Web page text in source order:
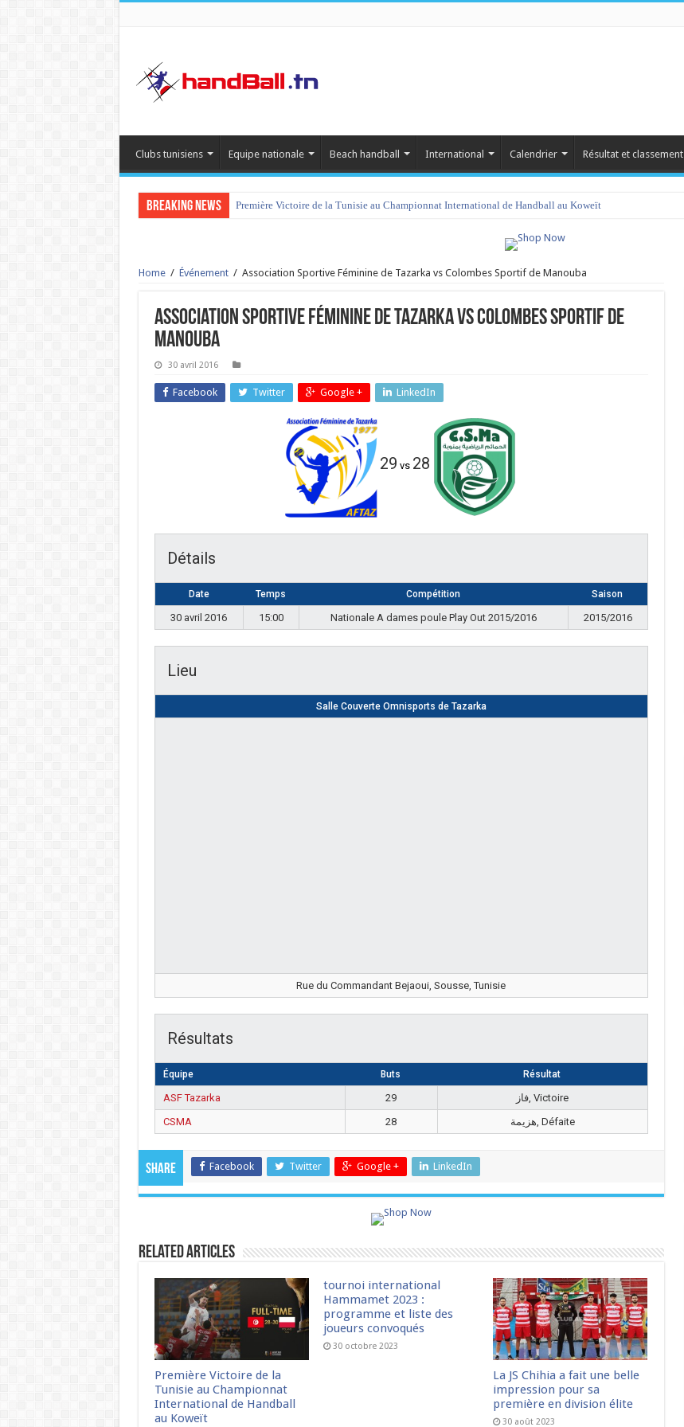
Clubs tunisiens Equipe nationale Beach handball International Calendrier Résultat et classement
Breaking News Première Victoire de la Tunisie au Championnat International de Handball au Koweït
Home / Événement / Association Sportive Féminine de Tazarka vs Colombes Sportif de Manouba
Association Sportive Féminine de Tazarka vs Colombes Sportif de
Manouba
30 avril 2016
Facebook Twitter Google + LinkedIn
29 vs 28
Détails
Date Temps Compétition Saison
30 avril 2016 15:00 Nationale A dames poule Play Out 2015/2016 2015/2016
Lieu
Salle Couverte Omnisports de Tazarka
Rue du Commandant Bejaoui, Sousse, Tunisie
Résultats
Équipe Buts Résultat
ASF Tazarka 29
فاز, Victoire
CSMA
28 هزيمة, Défaite
Share Facebook Twitter Google + LinkedIn
Related Articles
Première Victoire de la
Tunisie au Championnat
International de Handball
au Koweït
tournoi international
Hammamet 2023 :
programme et liste des
joueurs convoqués
30 octobre 2023
La JS Chihia a fait une belle
impression pour sa
première en division élite
30 août 2023